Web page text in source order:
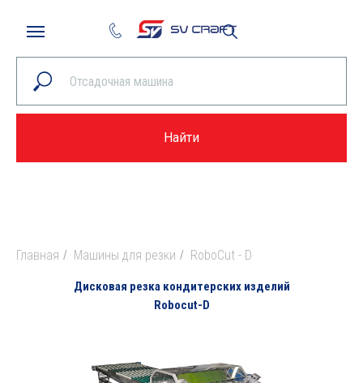
Найти
Главная / Машины для резки / RoboCut - D
Дисковая резка кондитерских изделий
Robocut-D